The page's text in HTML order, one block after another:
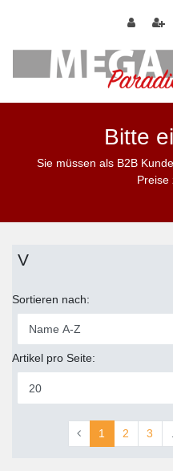
Bitte
Sie müssen als B2B
Preise
V
Sortieren nach:
Artikel pro Seite:
1 2 3